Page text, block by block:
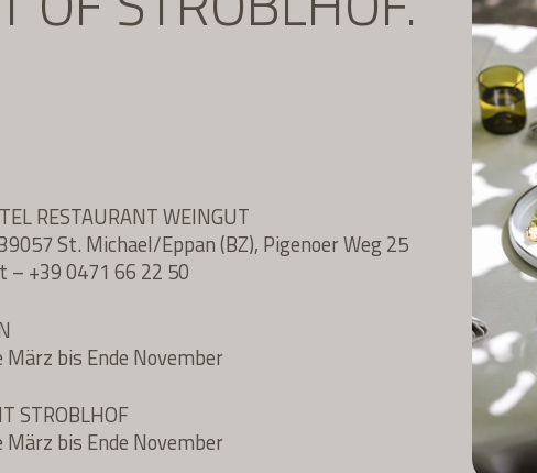
RESTAURANT WEINGUT
St. Michael/Eppan (BZ), Pigenoer Weg 25
– +39 0471 66 22 50
bis Ende November
STROBLHOF
bis Ende November